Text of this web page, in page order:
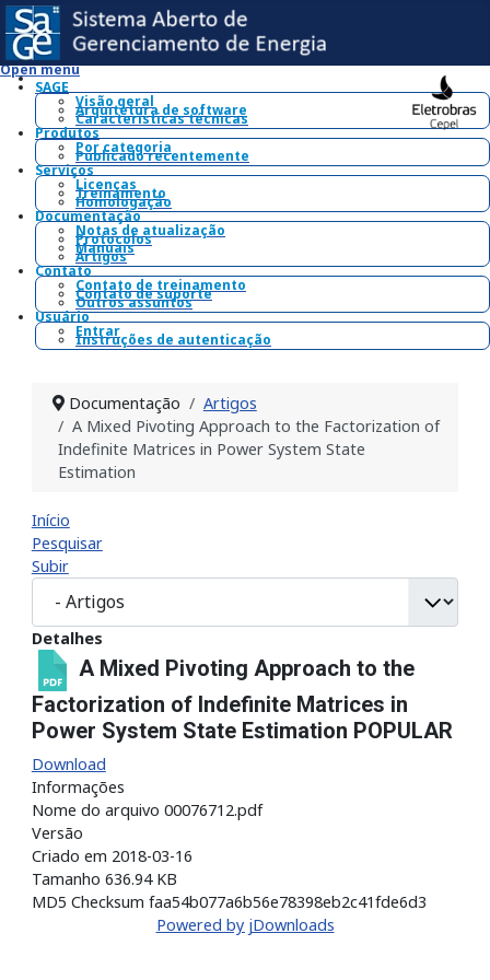
Open menu
SAGE
Visão geral
Arquitetura de software
Características técnicas
Produtos
Por categoria
Publicado recentemente
Serviços
Licenças
Treinamento
Homologação
Documentação
Notas de atualização
Protocolos
Manuais
Artigos
Contato
Contato de treinamento
Contato de suporte
Outros assuntos
Usuário
Entrar
Instruções de autenticação
Documentação
Artigos
A Mixed Pivoting Approach to the Factorization of
Indefinite Matrices in Power System State
Estimation
Início
Pesquisar
Subir
Detalhes
A Mixed Pivoting Approach to the
Factorization of Indefinite Matrices in
Power System State Estimation POPULAR
Download
Informações
Nome do arquivo 00076712.pdf
Versão
Criado em 2018-03-16
Tamanho 636.94 KB
MD5 Checksum faa54b077a6b56e78398eb2c41fde6d3
Powered by jDownloads